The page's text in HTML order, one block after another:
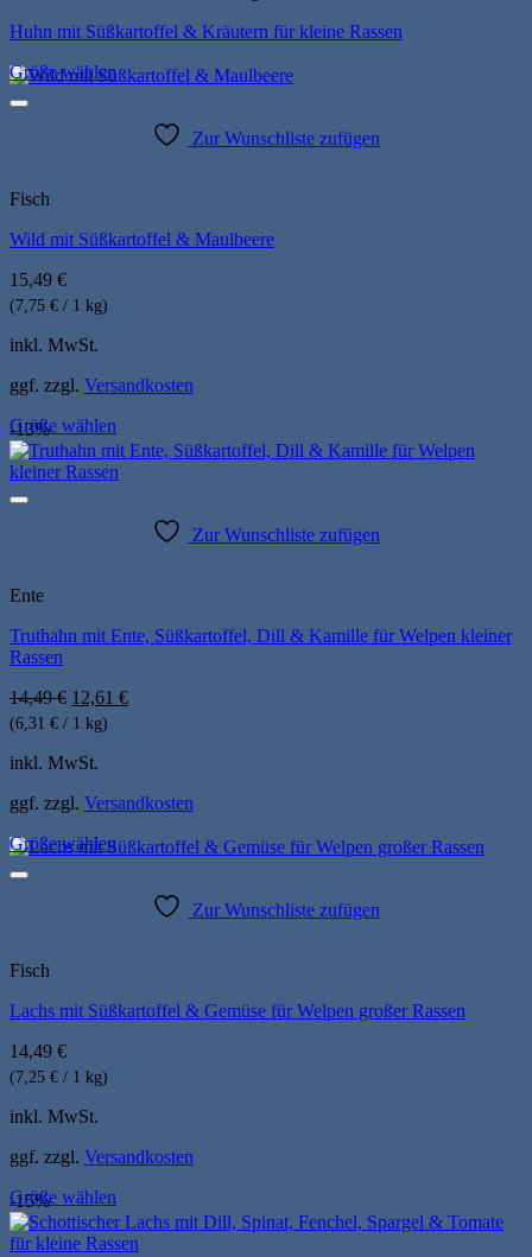
werden
Huhn mit Süßkartoffel & Kräutern für kleine Rassen
Größe wählen
Zur Wunschliste zufügen
Fisch
Wild mit Süßkartoffel & Maulbeere
15,49 €
(7,75 € / 1 kg)
inkl. MwSt.
ggf. zzgl. Versandkosten
Größe wählen
Dieses
Produkt
mehrere
Optionen
auf
der
gewählt
werden
-13%
Zur Wunschliste zufügen
Ente
Truthahn mit Ente, Süßkartoffel, Dill & Kamille für Welpen kleiner
Rassen
14,49€ Ursprünglicher
Preis
war:
14,49 €
12,61 €Aktueller
(6,31 € / 1 kg)
inkl. MwSt.
ggf. zzgl. Versandkosten
Größe wählen
Produkt
auf.
Optionen
auf
der
gewählt
Zur Wunschliste zufügen
Fisch
Lachs mit Süßkartoffel & Gemüse für Welpen großer Rassen
14,49 €
(7,25 € / 1 kg)
inkl. MwSt.
ggf. zzgl. Versandkosten
Größe wählen
Dieses
Produkt
-15%